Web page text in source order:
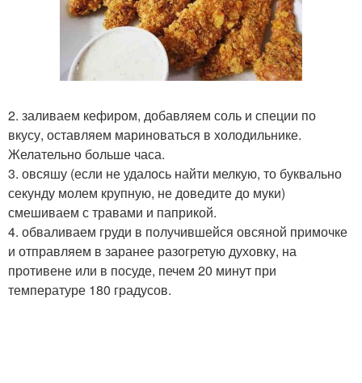
2. заливаем кефиром, добавляем соль и специи по
вкусу, оставляем мариноваться в холодильнике.
Желательно больше часа.
3. овсяшу (если не удалось найти мелкую, то буквально
секунду молем крупную, не доведите до муки)
смешиваем с травами и паприкой.
4. обваливаем груди в получившейся овсяной примочке
и отправляем в заранее разогретую духовку, на
противене или в посуде, печем 20 минут при
температуре 180 градусов.